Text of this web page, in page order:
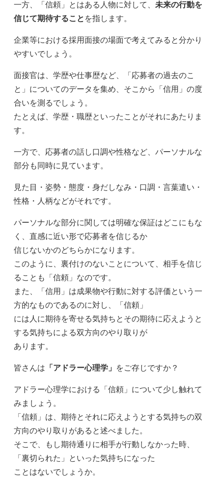
一方、「信頼」とはある人物に対して、 未来の行動を
信じて期待すること を指します。
企業等における採用面接の場面で考えてみると分かり
やすいでしょう。
面接官は、学歴や仕事歴など、「応募者の過去のこ
と」についてのデータを集め、そこから「信用」の度
合いを測るでしょう。
たとえば、学歴・職歴といったことがそれにあたりま
す。
一方で、応募者の話し口調や性格など、パーソナルな
部分も同時に見ています。
見た目・姿勢・態度・身だしなみ・口調・言葉遣い・
性格・人柄などがそれです。
パーソナルな部分に関しては明確な保証はどこにもな
く、直感に近い形で応募者を信じるか
信じないかのどちらかになります。
このように、裏付けのないことについて、相手を信じ
ることも「信頼」なのです。
また、「信用」は成果物や行動に対する評価という一
方的なものであるのに対し、「信頼」
には人に期待を寄せる気持ちとその期待に応えようと
する気持ちによる双方向のやり取りが
あります。
皆さんは 「アドラー心理学」 をご存じですか？
アドラー心理学における「信頼」について少し触れて
みましょう。
「信頼」は、期待とそれに応えようとする気持ちの双
方向のやり取りがあると述べました。
そこで、もし期待通りに相手が行動しなかった時、
「裏切られた」といった気持ちになった
ことはないでしょうか。